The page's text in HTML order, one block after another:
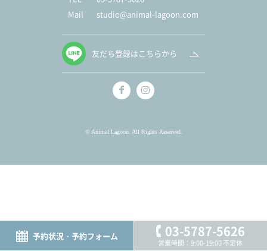
Mail
studio@animal-lagoon.com
友だち登録はこちらから
© Animal Lagoon. All Rights Reserved.
予約状況・予約フォーム 03-5787-5626
営業時間：9:00-19:00 不定休